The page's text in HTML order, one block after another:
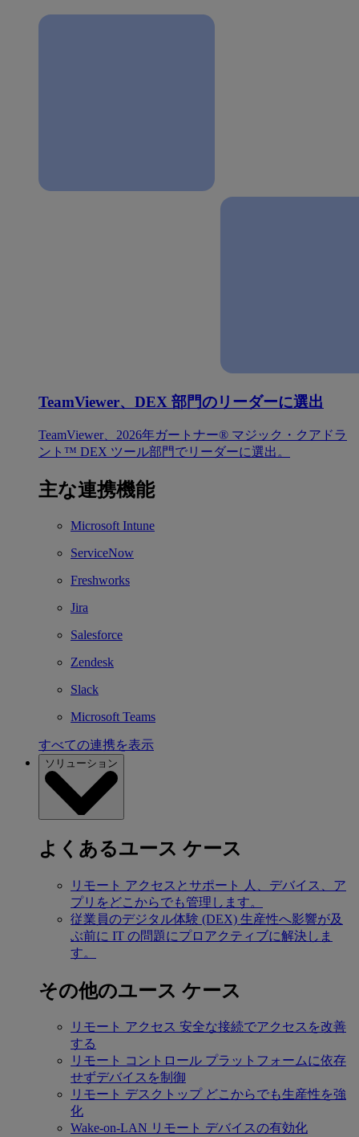
TeamViewer、DEX 部門のリーダーに選出
TeamViewer、2026年ガートナー® マジック・クアドラ
ント™ DEX ツール部門でリーダーに選出。
主な連携機能
Microsoft Intune
ServiceNow
Freshworks
Jira
Salesforce
Zendesk
Slack
Microsoft Teams
すべての連携を表示
ソリューション
よくあるユース ケース
リモート アクセスとサポート
人、デバイス、ア
プリをどこからでも管理します。
従業員のデジタル体験 (DEX) 生産性へ影響が及
ぶ前に IT の問題にプロアクティブに解決しま
す。
その他のユース ケース
リモート アクセス 安全な接続でアクセスを改善
する
リモート コントロール プラットフォームに依存
せずデバイスを制御
リモート デスクトップ どこからでも生産性を強
化
Wake-on-LAN リモート デバイスの有効化